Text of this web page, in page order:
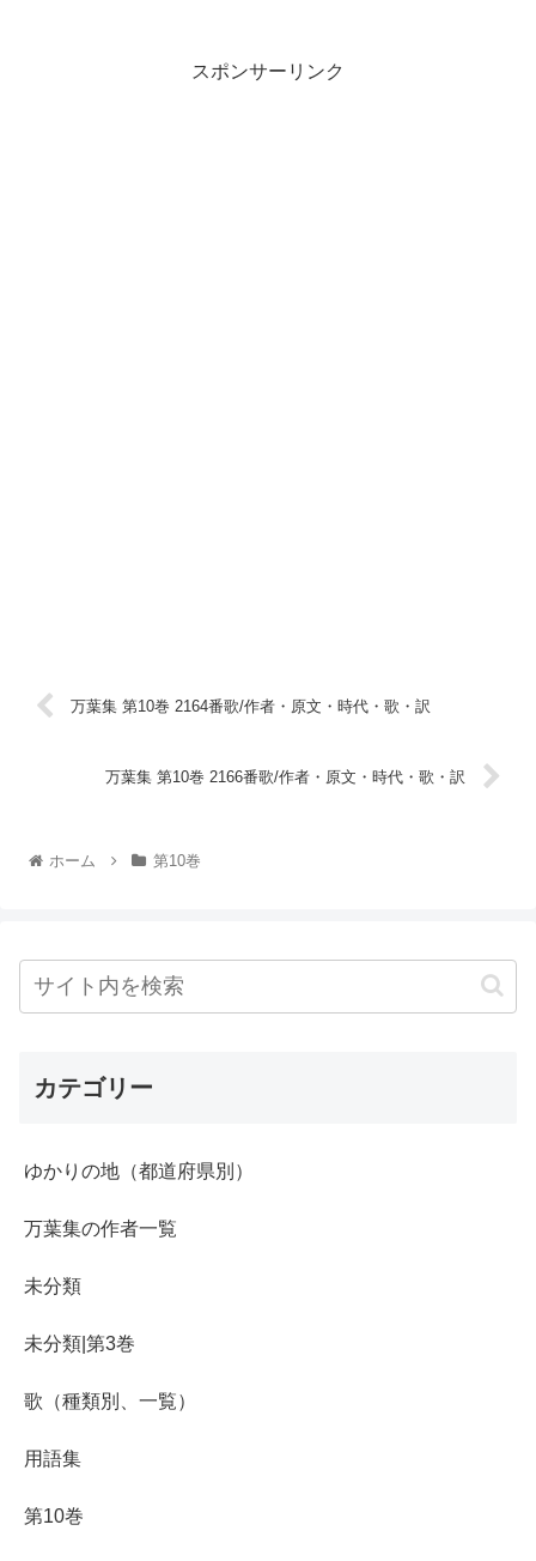
スポンサーリンク
万葉集 第10巻 2164番歌/作者・原文・時代・歌・訳
万葉集 第10巻 2166番歌/作者・原文・時代・歌・訳
ホーム 第10巻
カテゴリー
ゆかりの地（都道府県別）
万葉集の作者一覧
未分類
未分類|第3巻
歌（種類別、一覧）
用語集
第10巻